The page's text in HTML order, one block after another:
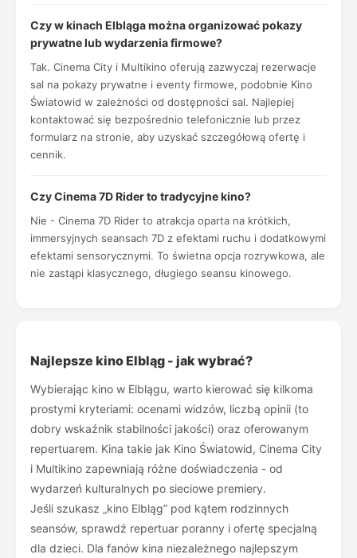
Czy w kinach Elbląga można organizować pokazy
prywatne lub wydarzenia firmowe?
Tak. Cinema City i Multikino oferują zazwyczaj rezerwacje
sal na pokazy prywatne i eventy firmowe, podobnie Kino
Światowid w zależności od dostępności sal. Najlepiej
kontaktować się bezpośrednio telefonicznie lub przez
formularz na stronie, aby uzyskać szczegółową ofertę i
cennik.
Czy Cinema 7D Rider to tradycyjne kino?
Nie - Cinema 7D Rider to atrakcja oparta na krótkich,
immersyjnych seansach 7D z efektami ruchu i dodatkowymi
efektami sensorycznymi. To świetna opcja rozrywkowa, ale
nie zastąpi klasycznego, długiego seansu kinowego.
Najlepsze kino Elbląg - jak wybrać?
Wybierając kino w Elblągu, warto kierować się kilkoma
prostymi kryteriami: ocenami widzów, liczbą opinii (to
dobry wskaźnik stabilności jakości) oraz oferowanym
repertuarem. Kina takie jak Kino Światowid, Cinema City
i Multikino zapewniają różne doświadczenia - od
wydarzeń kulturalnych po sieciowe premiery.
Jeśli szukasz „kino Elbląg” pod kątem rodzinnych
seansów, sprawdź repertuar poranny i ofertę specjalną
dla dzieci. Dla fanów kina niezależnego najlepszym